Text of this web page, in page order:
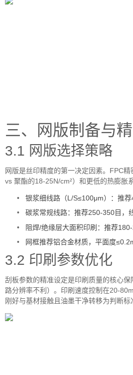
三、网版制备与
3.1 网版选择策略
网版是丝印精度的第一决定因素。 FPC精
vs 聚酯的18-25N/cm²）和更低的热膨胀
• 银浆细线路（L/S≤100μm）：推荐
•
碳浆常规线路：推荐250-350目，
•
阻焊/绝缘层大面积印刷：推荐
•
网框推荐铝合金材质，平面度
3.2 印刷参数优化
刮板参数的精准设定是印刷质量的核心
路分辨率不利）。印刷速度控制在20-
刚好与基材接触且油墨干净转移为判断标